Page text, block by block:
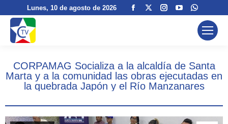
Lunes, 10 de agosto de 2026
Facebook
windowwindow
Instagram
window
YouTube
opens
window
page
opens
window
CORPAMAG Socializa a la alcaldía de Santa
Marta y a la comunidad las obras ejecutadas en
la quebrada Japón y el Río Manzanares